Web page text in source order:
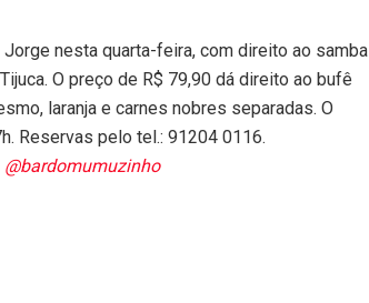
nesta quarta-feira, com direito ao samba
O preço de R$ 79,90 dá direito ao bufê
laranja e carnes nobres separadas. O
Reservas pelo tel.: 91204 0116.
@bardomumuzinho